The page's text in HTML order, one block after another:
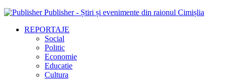
Publisher - Știri și evenimente din raionul Cimișlia
REPORTAJE
Social
Politic
Economie
Educatie
Cultura